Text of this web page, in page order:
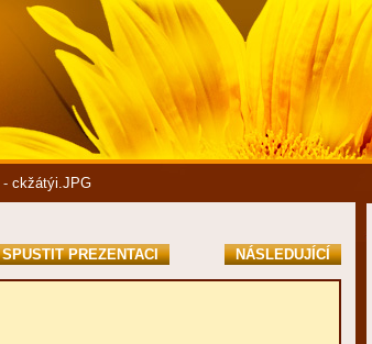
- ckžátýi.JPG
SPUSTIT PREZENTACI NÁSLEDUJÍCÍ